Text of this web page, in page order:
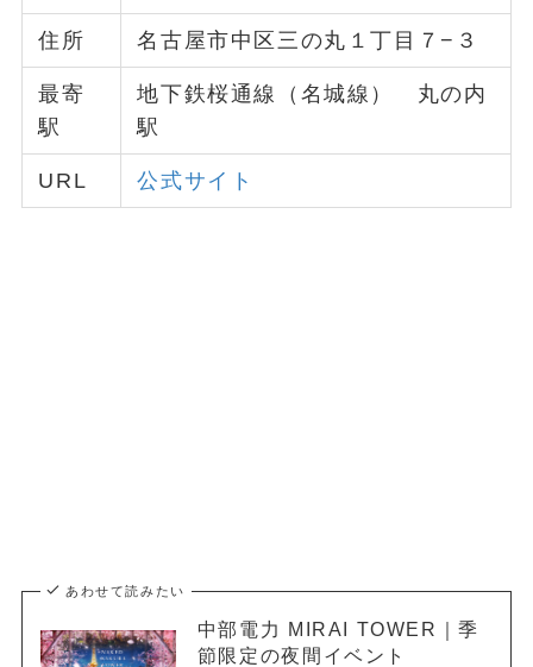
住所 名古屋市中区三の丸１丁目７−３
最寄
駅
地下鉄桜通線（名城線） 丸の内
駅
URL 公式サイト
あわせて読みたい
中部電力 MIRAI TOWER｜季
節限定の夜間イベント